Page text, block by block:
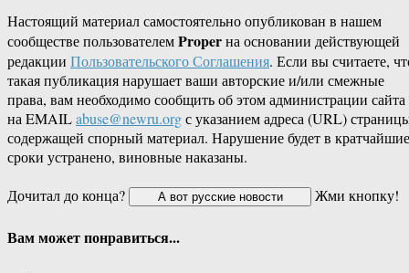
Настоящий материал самостоятельно опубликован в нашем
сообществе пользователемProperна основании действующей
редакции Пользовательского Соглашения. Если вы считаете,
такая публикация нарушает ваши авторские и/или смежные
права, вам необходимо сообщить об этом администрации сайта
на EMAILabuse@newru.orgс указанием адреса (URL)
содержащей спорный материал. Нарушение будет в кратчайшие
сроки устранено, виновные наказаны.
Дочитал до конца?
Жми кнопку!
Вам может понравиться...